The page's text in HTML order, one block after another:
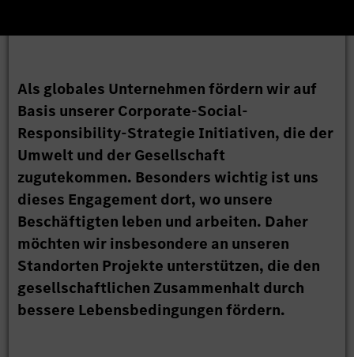
Als globales Unternehmen fördern wir auf
Basis unserer Corporate-Social-
Responsibility‑Strategie Initiativen, die der
Umwelt und der Gesellschaft
zugutekommen. Besonders wichtig ist uns
dieses Engagement dort, wo unsere
Beschäftigten leben und arbeiten. Daher
möchten wir insbesondere an unseren
Standorten Projekte unterstützen, die den
gesellschaftlichen Zusammenhalt durch
bessere Lebensbedingungen fördern.